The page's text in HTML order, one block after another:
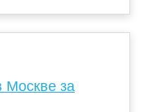
Москве за